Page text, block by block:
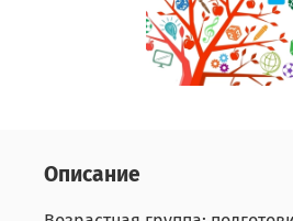
Описание